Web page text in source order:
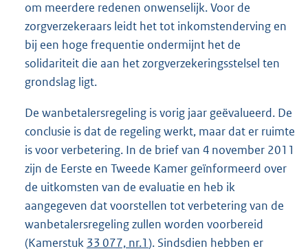
om meerdere redenen onwenselijk. Voor de
zorgverzekeraars leidt het tot inkomstenderving en
bij een hoge frequentie ondermijnt het de
solidariteit die aan het zorgverzekeringsstelsel ten
grondslag ligt.
De wanbetalersregeling is vorig jaar geëvalueerd. De
conclusie is dat de regeling werkt, maar dat er ruimte
is voor verbetering. In de brief van 4 november 2011
zijn de Eerste en Tweede Kamer geïnformeerd over
de uitkomsten van de evaluatie en heb ik
aangegeven dat voorstellen tot verbetering van de
wanbetalersregeling zullen worden voorbereid
(Kamerstuk 33 077, nr.1). Sindsdien hebben er